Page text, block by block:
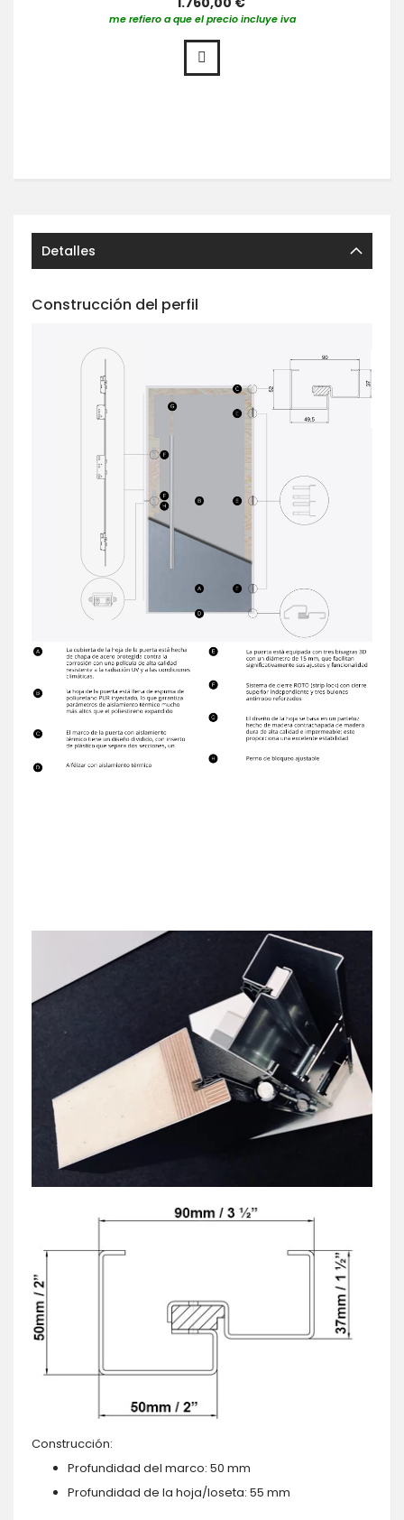
me refiero a que el precio incluye iva
Detalles
Construcción del perfil
Construcción:
Profundidad del marco: 50 mm
Profundidad de la hoja/loseta: 55 mm